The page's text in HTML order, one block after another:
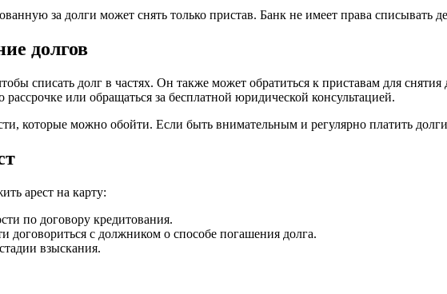
за долги может снять только пристав. Банк не имеет права списывать
долгов
списать долг в частях. Он также может обратиться к приставам для
или обращаться за бесплатной юридической консультацией.
которые можно обойти. Если быть внимательным и регулярно платить
арест на карту:
по договору кредитования.
договориться с должником о способе погашения долга.
взыскания.